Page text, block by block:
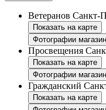
Ветеранов Санкт-
Показать на карте
Фотографии
Просвещения
Показать на карте
Фотографии
Гражданский
Показать на карте